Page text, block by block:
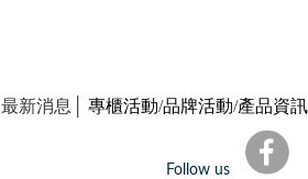
最新消息│ 專櫃活動/品牌活動/產品資訊
Follow us